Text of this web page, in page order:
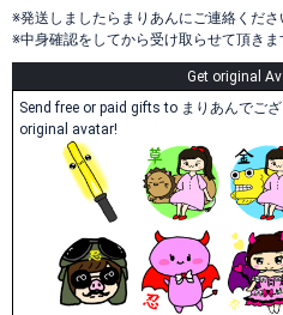
※発送しましたらまりあんにご連絡くださ
※中身確認をしてから受け取らせて頂きま
Get original
Send free or paid gifts to まりあんでご
original avatar!